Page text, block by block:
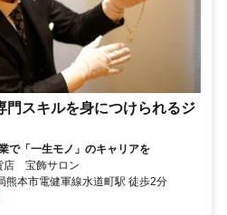
門スキルを身につけられるジ
で「一生モノ」のキャリアを
店 宝飾サロン
熊本市電健軍線水道町駅 徒歩2分